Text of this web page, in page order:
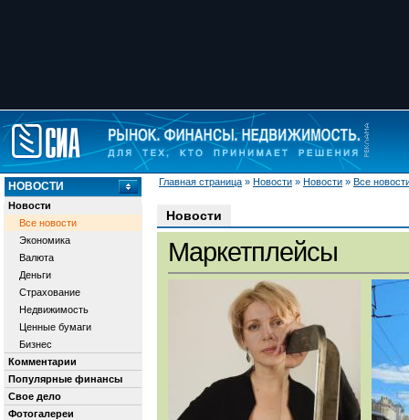
Главная страница » Новости » Новости » Все
НОВОСТИ
Новости
Все новости
Экономика
Валюта
Деньги
Страхование
Недвижимость
Ценные бумаги
Бизнес
Комментарии
Популярные финансы
Свое дело
Фотогалереи
Новости
Маркетплейсы